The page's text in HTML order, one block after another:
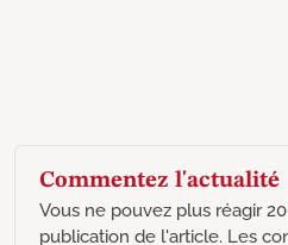
Commentez l'actualité
Vous ne pouvez plus réagir
publication de l'article. Les